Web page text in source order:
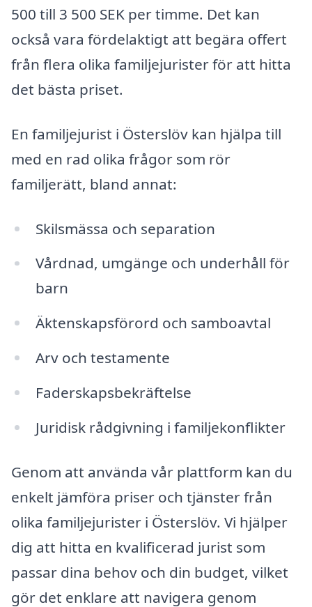
500 till 3 500 SEK per timme. Det kan
också vara fördelaktigt att begära offert
från flera olika familjejurister för att hitta
det bästa priset.
En familjejurist i Österslöv kan hjälpa till
med en rad olika frågor som rör
familjerätt, bland annat:
Skilsmässa och separation
Vårdnad, umgänge och underhåll för
barn
Äktenskapsförord och samboavtal
Arv och testamente
Faderskapsbekräftelse
Juridisk rådgivning i familjekonflikter
Genom att använda vår plattform kan du
enkelt jämföra priser och tjänster från
olika familjejurister i Österslöv. Vi hjälper
dig att hitta en kvalificerad jurist som
passar dina behov och din budget, vilket
gör det enklare att navigera genom